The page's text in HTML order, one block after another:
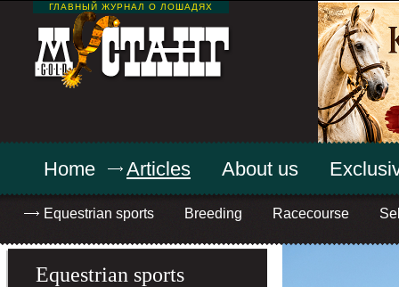
ГЛАВНЫЙ ЖУРНАЛ О ЛОШАДЯХ
Home Articles
Equestrian sports Breeding Racecourse
About us
Equestrian sports